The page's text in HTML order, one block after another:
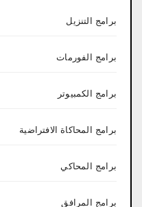
برامج التنزيل
برامج الفورمات
برامج الكمبيوتر
برامج المحاكاة الافتراضية
برامج المحاكي
برامج المرافق